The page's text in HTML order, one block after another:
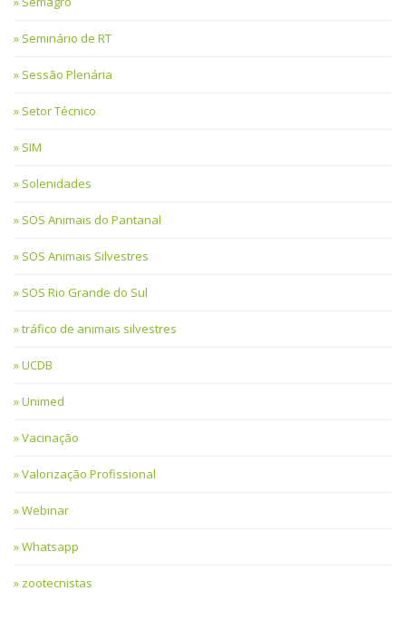
Seminário de RT
Sessão Plenária
Setor Técnico
SIM
Solenidades
SOS Animais do Pantanal
SOS Animais Silvestres
SOS Rio Grande do Sul
tráfico de animais silvestres
UCDB
Unimed
Vacinação
Valorização Profissional
Webinar
Whatsapp
zootecnistas